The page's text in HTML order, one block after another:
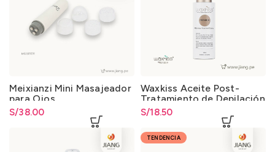
Meixianzi Mini Masajeador
para Ojos
S/38.00
Waxkiss Aceite Post-
Tratamiento de Depilación
100ml.
S/18.50
TENDENCIA